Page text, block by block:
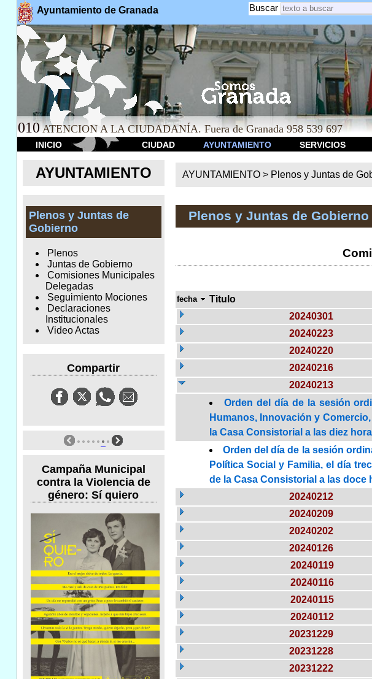
Ayuntamiento de Granada Buscar
010 ATENCION A LA CIUDADANÍA. Fuera de Granada 958 539 697
INICIO CIUDAD AYUNTAMIENTO SERVICIOS
AYUNTAMIENTO
Plenos y Juntas de
Gobierno
Plenos
Juntas de Gobierno
Comisiones Municipales
Delegadas
Seguimiento Mociones
Declaraciones
Institucionales
Video Actas
Compartir
Campaña Municipal
contra la Violencia de
género: Sí quiero
AYUNTAMIENTO > Plenos y Juntas de
Plenos y Juntas de Gobierno
fecha Titulo
20240301
20240223
20240220
20240216
20240213
Orden del día de la sesión
Humanos, Innovación y
la Casa Consistorial a las diez
Orden del día de la sesión
Política Social y Familia, el día
de la Casa Consistorial a las doce
20240212
20240209
20240202
20240126
20240119
20240116
20240115
20240112
20231229
20231228
20231222